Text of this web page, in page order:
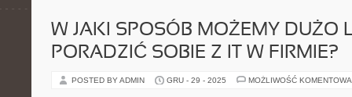
W JAKI SPOSÓB MOŻEMY DUŻO
PORADZIĆ SOBIE Z IT W FIRMIE?
POSTED BY ADMIN GRU - 29 - 2025 MOŻLIWOŚĆ